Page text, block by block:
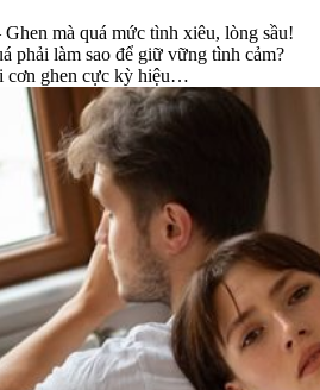
mà quá mức tình xiêu, lòng sầu!
phải làm sao để giữ vững tình cảm?
cơn ghen cực kỳ hiệu…